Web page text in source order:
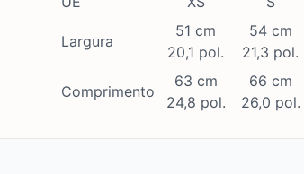
Largura
51 cm
20,1 pol.
54 cm
21,3 pol.
Comprimento
63 cm
24,8 pol.
66 cm
26,0 pol.